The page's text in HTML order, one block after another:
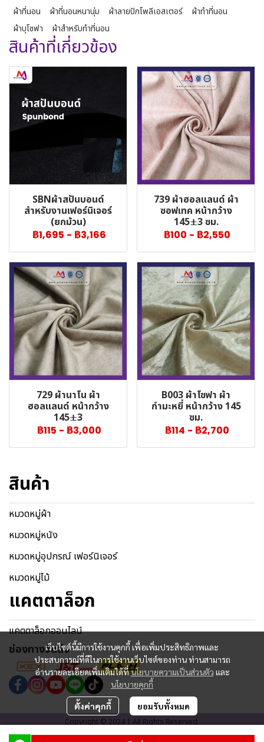
ผ้าที่นอน ผ้าที่นอนหนานุ่ม ผ้าลายปักโพลีเอสเตอร์
ผ้าทำที่นอน
ผ้าบุโซฟา
ผ้าสำหรับทำที่นอน
สินค้าที่เกี่ยวข้อง
SBNผ้าสปันบอนด์
สำหรับงานเฟอร์นิเจอร์
(ยกม้วน)
฿1,695 - ฿3,166
739 ผ้าฮอลแลนด์ ผ้า
ซอฟเทค หน้ากว้าง
145±3 ซม.
฿100 - ฿2,550
729 ผ้านาโน ผ้า
ฮอลแลนด์ หน้ากว้าง
145±3
฿115 - ฿3,000
B003 ผ้าโซฟา ผ้า
กำมะหยี่ หน้ากว้าง 145
ซม.
฿114 - ฿2,700
เว็บไซต์นี้มีการใช้งานคุกกี้ เพื่อเพิ่มประสิทธิภาพและ
ประสบการณ์ที่ดีในการใช้งานเว็บไซต์ของท่าน ท่านสามารถ
อ่านรายละเอียดเพิ่มเติมได้ที่นโยบายความเป็นส่วนตัว และ
นโยบายคุกกี้
ตั้งค่าคุกกี้ ยอมรับทั้งหมด
สินค้า
หมวดหมู่ผ้า
หมวดหมู่หนัง
หมวดหมู่อุปกรณ์ เฟอร์นิเจอร์
หมวดหมู่ไม้
แคตตาล็อก
แคตตาล็อกออนไลน์
ช่องทางจัดส่ง
Copyright © 2024 | All Rights Reserved.
ผู้เข้าชมวันนี้647